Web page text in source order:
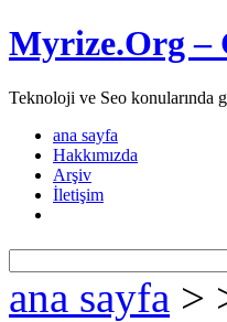
Myrize.Org –
Teknoloji ve Seo konularında
ana sayfa
Hakkımızda
Arşiv
İletişim
ana sayfa >